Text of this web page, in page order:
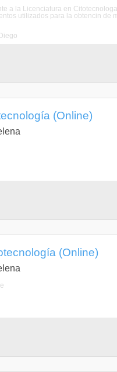
a la Licenciatura en
utilizados para la obtencin de
(Online)
(Online)